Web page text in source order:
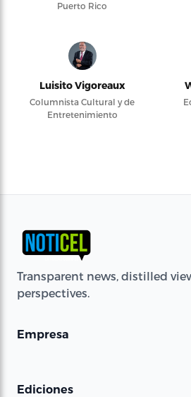
Puerto Rico
Luisito Vigoreaux
Columnista Cultural y de
Entretenimiento
Transparent news, distilled
perspectives.
Empresa
Ediciones